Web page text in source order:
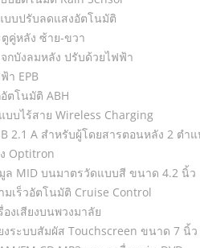
บบปรับลดแสงอัตโนมัติ
คู่หลัง ซ้าย-ขวา
กบังลมหลัง ปรับด้วยไฟฟ้า
า EPB
ตโนมัติ ABH
บไร้สาย Wireless Charging
2.1 A สำหรับผู้โดยสารตอนหลัง 2 ตำ
Optitron
ล MID บนมาตรวัดแบบสี ขนาด 4.2 นิ้ว
เร็วอัตโนมัติ Cruise Control
งเสียงบนพวงมาลัย
งระบบสัมผัส Touchscreen ขนาด 7 นิ้ว